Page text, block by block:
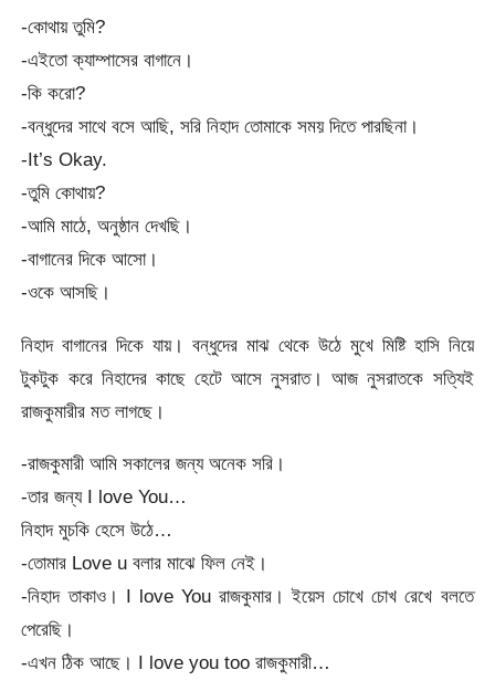
-কোথায় তুমি?
-এইতো ক্যাম্পাসের বাগানে।
-কি করো?
-বন্ধুদের সাথে বসে আছি, সরি নিহাদ তোমাকে সময় দিতে পারছিনা।
-It’s Okay.
-তুমি কোথায়?
-আমি মাঠে, অনুষ্ঠান দেখছি।
-বাগানের দিকে আসো।
-ওকে আসছি।
নিহাদ বাগানের দিকে যায়। বন্ধুদের মাঝ থেকে উঠে মুখে মিষ্টি হাসি নিয়ে
টুকটুক করে নিহাদের কাছে হেটে আসে নুসরাত। আজ নুসরাতকে সত্যিই
রাজকুমারীর মত লাগছে।
-রাজকুমারী আমি সকালের জন্য অনেক সরি।
-তার জন্য I love You…
নিহাদ মুচকি হেসে উঠে…
-তোমার Love u বলার মাঝে ফিল নেই।
-নিহাদ তাকাও। I love You রাজকুমার। ইয়েস চোখে চোখ রেখে বলতে
পেরেছি।
-এখন ঠিক আছে। I love you too রাজকুমারী…